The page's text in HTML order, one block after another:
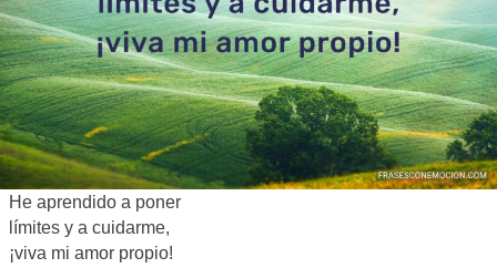
He aprendido a poner
límites y a cuidarme,
¡viva mi amor propio!